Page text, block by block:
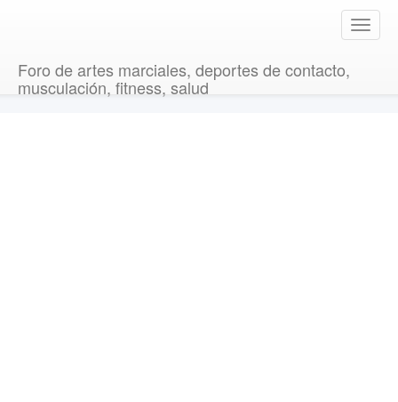
T
o
Foro de artes marciales, deportes de contacto,
musculación, fitness, salud